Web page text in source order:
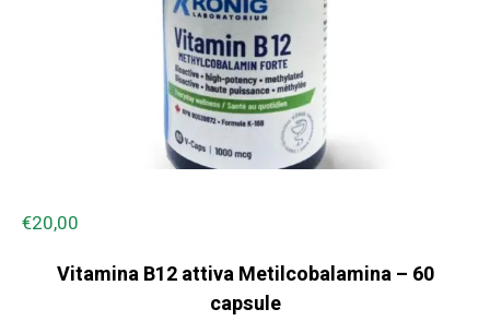
€20,00
Vitamina B12 attiva Metilcobalamina – 60
capsule